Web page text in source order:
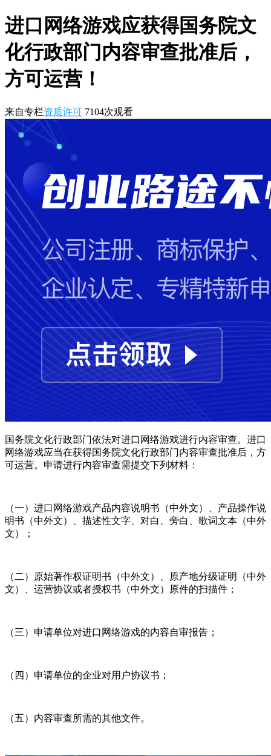
进口网络游戏应获得国务院文
化行政部门内容审查批准后，
方可运营！
来自专栏资质许可 7104次观看
国务院文化行政部门依法对进口网络游戏进行内容审查。进口
网络游戏应当在获得国务院文化行政部门内容审查批准后，方
可运营。申请进行内容审查需提交下列材料：
（一）进口网络游戏产品内容说明书（中外文）、产品操作说
明书（中外文）、描述性文字、对白、旁白、歌词文本（中外
文）；
（二）原始著作权证明书（中外文）、原产地分级证明（中外
文）、运营协议或者授权书（中外文）原件的扫描件；
（三）申请单位对进口网络游戏的内容自审报告；
（四）申请单位的企业对用户协议书；
（五）内容审查所需的其他文件。